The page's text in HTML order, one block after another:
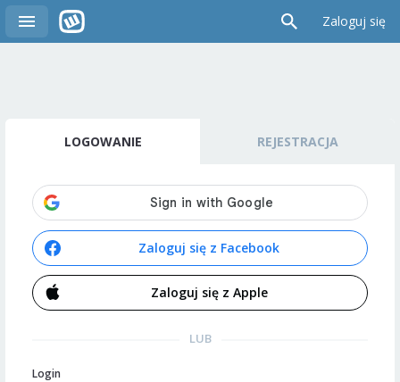
Zaloguj się
LOGOWANIE REJESTRACJA
Zaloguj się z Facebook
Zaloguj się z Apple
LUB
Login